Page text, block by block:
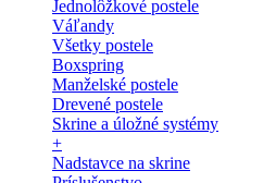
Jednolôžkové postele
Váľandy
Všetky postele
Boxspring
Manželské postele
Drevené postele
Skrine a úložné systémy
+
Nadstavce na skrine